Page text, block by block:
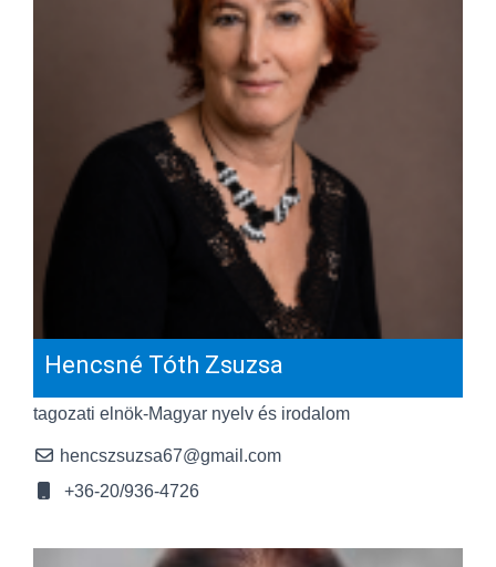
Hencsné Tóth Zsuzsa
tagozati elnök-Magyar nyelv és irodalom
hencszsuzsa67@gmail.com
+36-20/936-4726